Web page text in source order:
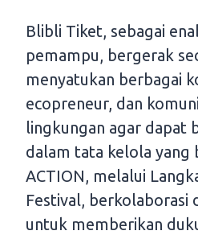
Blibli Tiket, sebagai
pemampu, bergerak
menyatukan berbagai
ecopreneur, dan
lingkungan agar dapat
dalam tata kelola yang
ACTION, melalui
Festival, berkolaborasi
untuk memberikan